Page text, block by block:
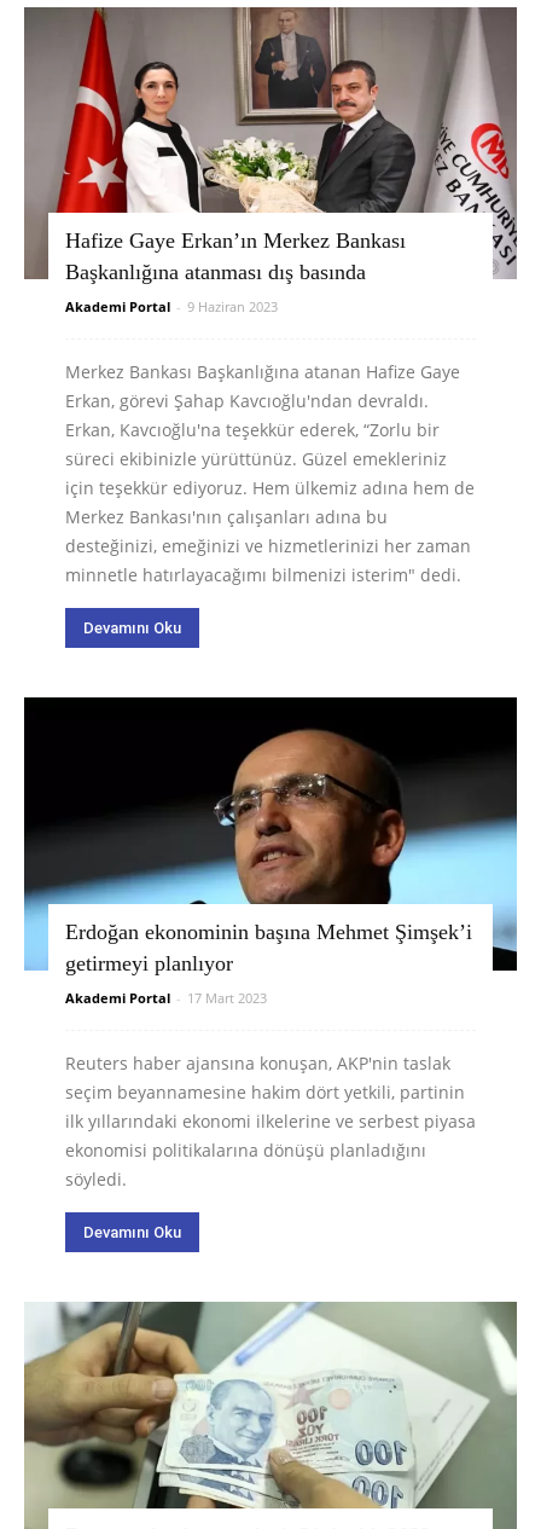
Hafize Gaye Erkan’ın Merkez Bankası
Başkanlığına atanması dış basında
Akademi Portal - 9 Haziran 2023
Merkez Bankası Başkanlığına atanan Hafize Gaye
Erkan, görevi Şahap Kavcıoğlu'ndan devraldı.
Erkan, Kavcıoğlu'na teşekkür ederek, “Zorlu bir
süreci ekibinizle yürüttünüz. Güzel emekleriniz
için teşekkür ediyoruz. Hem ülkemiz adına hem de
Merkez Bankası'nın çalışanları adına bu
desteğinizi, emeğinizi ve hizmetlerinizi her zaman
minnetle hatırlayacağımı bilmenizi isterim" dedi.
Devamını Oku
Erdoğan ekonominin başına Mehmet Şimşek’i
getirmeyi planlıyor
Akademi Portal - 17 Mart 2023
Reuters haber ajansına konuşan, AKP'nin taslak
seçim beyannamesine hakim dört yetkili, partinin
ilk yıllarındaki ekonomi ilkelerine ve serbest piyasa
ekonomisi politikalarına dönüşü planladığını
söyledi.
Devamını Oku